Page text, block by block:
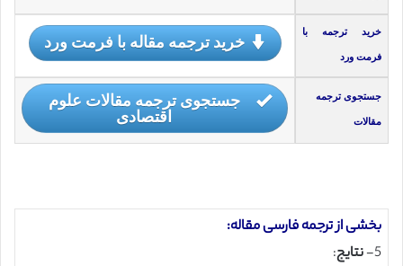
خرید ترجمه با
فرمت ورد
خرید ترجمه مقاله با فرمت ورد
جستجوی ترجمه
مقالات
جستجوی ترجمه مقالات علوم
اقتصادی
بخشی از ترجمه فارسی مقاله:
5- نتايج: